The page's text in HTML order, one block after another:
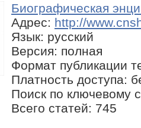
Биографическая
Адрес: http://
Язык: русский
Версия: полная
Формат публикации
Платность доступа:
Поиск по ключевому
Всего статей: 745